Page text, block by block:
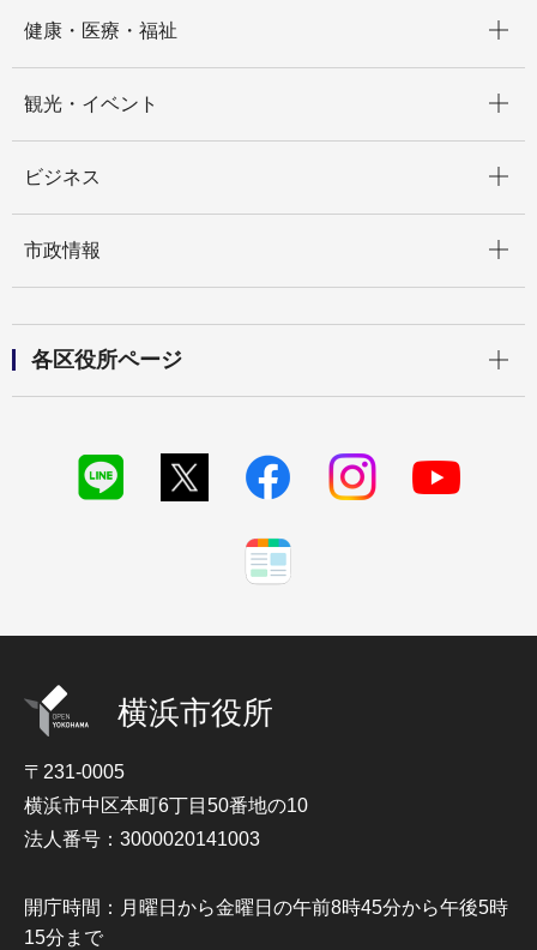
健康・医療・福祉
観光・イベント
ビジネス
市政情報
各区役所ページ
横浜市役所
〒231-0005
横浜市中区本町6丁目50番地の10
法人番号：3000020141003
開庁時間：月曜日から金曜日の午前8時45分から午後5時
15分まで